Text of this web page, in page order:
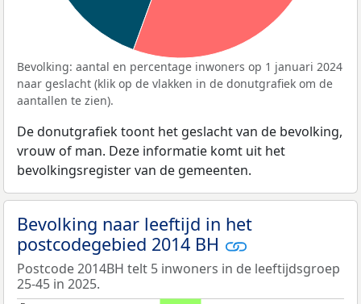
Bevolking: aantal en percentage inwoners op 1 januari 2024
naar geslacht (klik op de vlakken in de donutgrafiek om de
aantallen te zien).
De donutgrafiek toont het geslacht van de bevolking,
vrouw of man. Deze informatie komt uit het
bevolkingsregister van de gemeenten.
Bevolking naar leeftijd in het
postcodegebied 2014 BH
Postcode 2014BH telt 5 inwoners in de leeftijdsgroep
25-45 in 2025.